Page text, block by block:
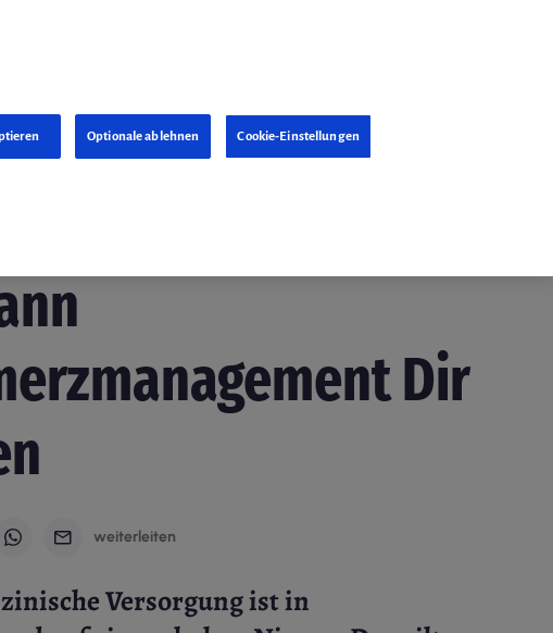
Dir
weiterleiten
Versorgung ist in
Cookie-Einstellungen
Optionale ablehnen